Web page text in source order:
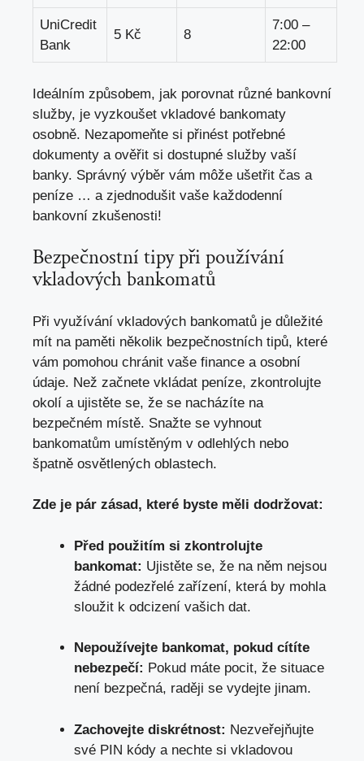
UniCredit
Bank
5 Kč 8
7:00 –
22:00
Ideálním způsobem, jak porovnat různé bankovní
služby, je vyzkoušet vkladové bankomaty
osobně. Nezapomeňte si přinést potřebné
dokumenty a ověřit si dostupné služby vaší
banky. Správný výběr vám môže ušetřit čas a
peníze … a zjednodušit vaše každodenní
bankovní zkušenosti!
Bezpečnostní tipy při používání
vkladových bankomatů
Při využívání vkladových bankomatů je důležité
mít na paměti několik bezpečnostních tipů, které
vám pomohou chránit vaše finance a osobní
údaje. Než začnete vkládat peníze, zkontrolujte
okolí a ujistěte se, že se nacházíte na
bezpečném místě. Snažte se vyhnout
bankomatům umístěným v odlehlých nebo
špatně osvětlených oblastech.
Zde je pár zásad, které byste měli dodržovat:
Před použitím si zkontrolujte
bankomat: Ujistěte se, že na něm nejsou
žádné podezřelé zařízení, která by mohla
sloužit k odcizení vašich dat.
Nepoužívejte bankomat, pokud cítíte
nebezpečí: Pokud máte pocit, že situace
není bezpečná, raději se vydejte jinam.
Zachovejte diskrétnost: Nezveřejňujte
své PIN kódy a nechte si vkladovou